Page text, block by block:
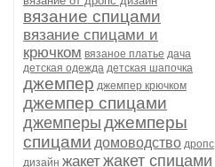
вязание спицами
вязание спицами и
крючком вязаное платье дача
детская одежда детская шапочка
джемпер джемпер крючком
джемпер спицами
джемперы джемперы
спицами домоводство дропс
дизайн жакетжакет спицами